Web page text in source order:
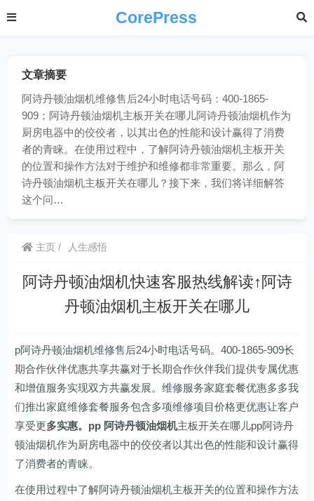
CorePress
文章摘要
阿诗丹顿油烟机维修售后24小时电话号码：400-1865-
909；阿诗丹顿油烟机主板开关在哪儿阿诗丹顿油烟机作为
厨房电器中的佼佼者，以其出色的性能和设计赢得了消费
者的青睐。在使用过程中，了解阿诗丹顿油烟机主板开关
的位置和操作方法对于维护和维修都非常重要。那么，阿
诗丹顿油烟机主板开关在哪儿？接下来，我们将详细解答
这个问…
主页 人生感悟
阿诗丹顿油烟机快速客服热线解读↑阿诗
丹顿油烟机主板开关在哪儿
p阿诗丹顿油烟机维修售后24小时电话号码。400-1865-909长
期合作伙伴优惠共享共赢对于长期合作伙伴我们提供专属优惠
和增值服务实现双方共赢发展。维修服务家庭套餐优惠多多我
们推出家庭维修套餐服务包含多项维修项目价格更优惠让客户
享受更多实惠。pp 阿诗丹顿油烟机主板开关在哪儿pp阿诗丹
顿油烟机作为厨房电器中的佼佼者以其出色的性能和设计赢得
了消费者的青睐。
在使用过程中了解阿诗丹顿油烟机主板开关的位置和操作方法